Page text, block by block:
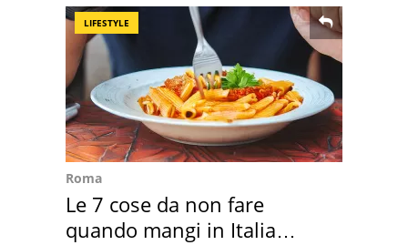
LIFESTYLE
Roma
Le 7 cose da non fare
quando mangi in Italia